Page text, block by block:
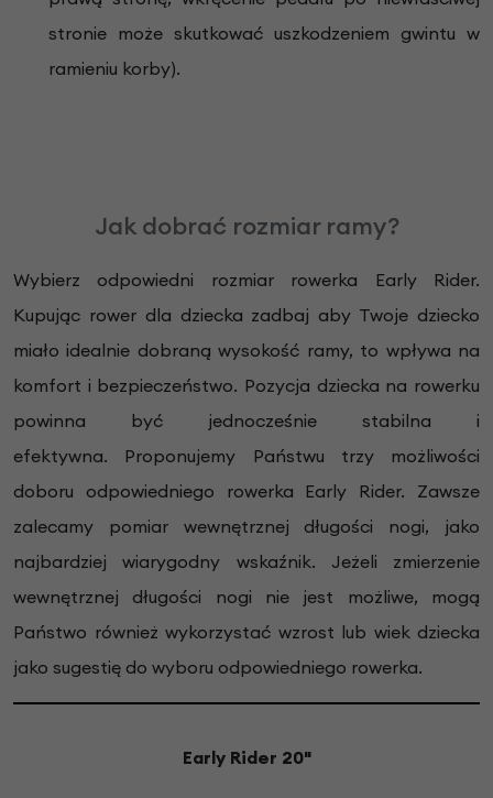
stronie może skutkować uszkodzeniem gwintu w
ramieniu korby).
Jak dobrać rozmiar ramy?
Wybierz odpowiedni rozmiar rowerka Early Rider.
Kupując rower dla dziecka zadbaj aby Twoje dziecko
miało idealnie dobraną wysokość ramy, to wpływa na
komfort i bezpieczeństwo. Pozycja dziecka na rowerku
powinna być jednocześnie stabilna i
efektywna. Proponujemy Państwu trzy możliwości
doboru odpowiedniego rowerka Early Rider. Zawsze
zalecamy pomiar wewnętrznej długości nogi, jako
najbardziej wiarygodny wskaźnik. Jeżeli zmierzenie
wewnętrznej długości nogi nie jest możliwe, mogą
Państwo również wykorzystać wzrost lub wiek dziecka
jako sugestię do wyboru odpowiedniego rowerka.
Early Rider 20"